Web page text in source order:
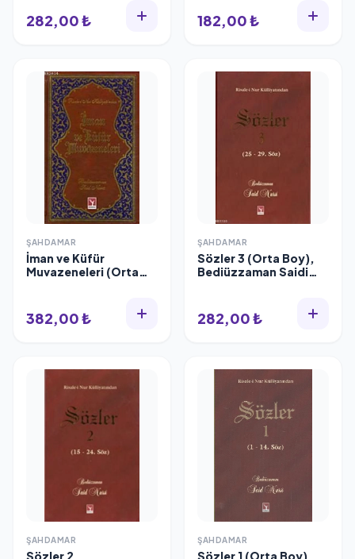
282,00 ₺ 182,00 ₺
ŞAHDAMAR
İman ve Küfür
Muvazeneleri (Orta
382,00 ₺
ŞAHDAMAR
Sözler 3 (Orta Boy),
Bediüzzaman Saidi
282,00 ₺
ŞAHDAMAR
Sözler 2,
ŞAHDAMAR
Sözler 1 (Orta Boy),